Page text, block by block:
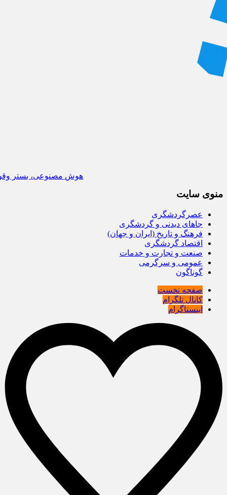
هوش مصنوعی، بستر وقوع 55درصد جرایم سایبری آفریقاست
منوی سایت
عصرگردشگری
جاهای دیدنی و گردشگری
فرهنگ و تاریخ (ایران و جهان)
اقتصاد گردشگری
صنعت و تجارت و خدمات
عمومی و سرگرمی
گوناگون
صفحه نخست
کانال تلگرام
اینستاگرام